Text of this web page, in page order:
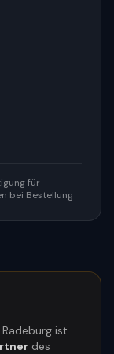
für
bei Bestellung
Radeburg ist
des